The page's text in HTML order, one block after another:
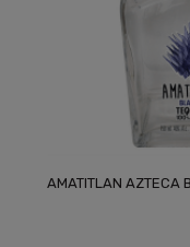
AMATITLAN AZTECA